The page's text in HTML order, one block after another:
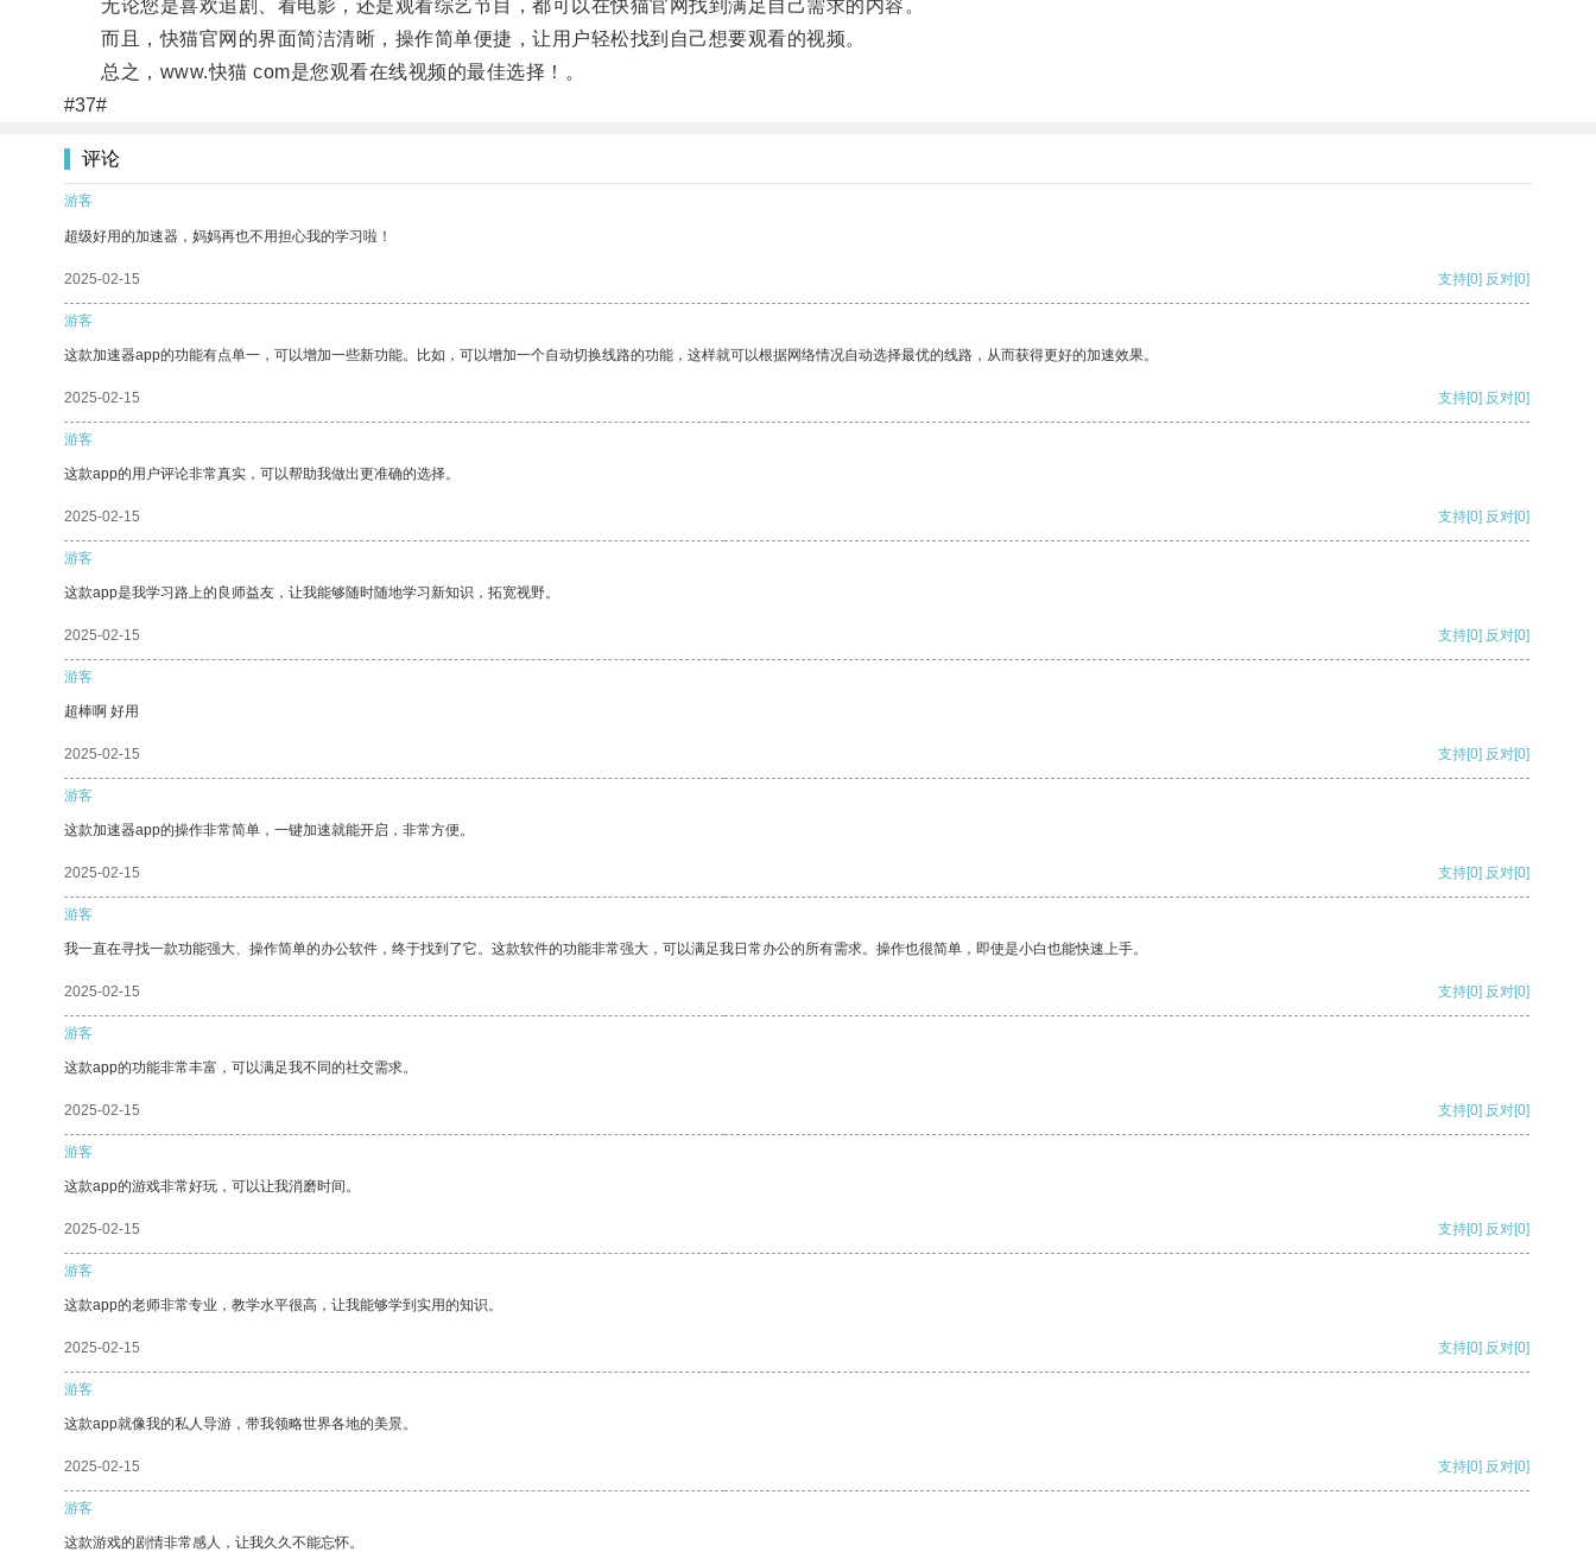
无论您是喜欢追剧、看电影，还是观看综艺节目，都可以在快猫官网找到满足自己需求的内容。
而且，快猫官网的界面简洁清晰，操作简单便捷，让用户轻松找到自己想要观看的视频。
总之，www.快猫 com是您观看在线视频的最佳选择！。
#37#
评论
游客
超级好用的加速器，妈妈再也不用担心我的学习啦！
2025-02-15 支持[0] 反对[0]
游客
这款加速器app的功能有点单一，可以增加一些新功能。比如，可以增加一个自动切换线路的功能，这样就可以根据网络情况自动选择最优的线路，从而获得更好的加速效果。
2025-02-15 支持[0] 反对[0]
游客
这款app的用户评论非常真实，可以帮助我做出更准确的选择。
2025-02-15 支持[0] 反对[0]
游客
这款app是我学习路上的良师益友，让我能够随时随地学习新知识，拓宽视野。
2025-02-15 支持[0] 反对[0]
游客
超棒啊 好用
2025-02-15 支持[0] 反对[0]
游客
这款加速器app的操作非常简单，一键加速就能开启，非常方便。
2025-02-15 支持[0] 反对[0]
游客
我一直在寻找一款功能强大、操作简单的办公软件，终于找到了它。这款软件的功能非常强大，可以满足我日常办公的所有需求。操作也很简单，即使是小白也能快速上手。
2025-02-15 支持[0] 反对[0]
游客
这款app的功能非常丰富，可以满足我不同的社交需求。
2025-02-15 支持[0] 反对[0]
游客
这款app的游戏非常好玩，可以让我消磨时间。
2025-02-15 支持[0] 反对[0]
游客
这款app的老师非常专业，教学水平很高，让我能够学到实用的知识。
2025-02-15 支持[0] 反对[0]
游客
这款app就像我的私人导游，带我领略世界各地的美景。
2025-02-15 支持[0] 反对[0]
游客
这款游戏的剧情非常感人，让我久久不能忘怀。